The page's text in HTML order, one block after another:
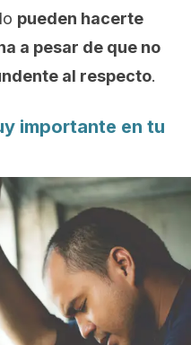
pueden hacerte
a pesar de que no
al respecto.
importante en tu